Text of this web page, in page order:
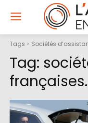
Tags Sociétés
Tag:
françaises.